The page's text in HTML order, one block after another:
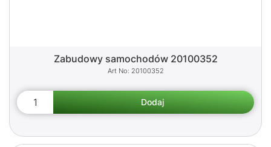
Zabudowy samochodów 20100352
20100352